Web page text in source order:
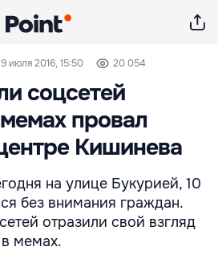
июля 2016, 15:50 20 054
соцсетей
провал
Кишинева
на улице Букурией, 10
без внимания граждан.
отразили свой взгляд
мемах.